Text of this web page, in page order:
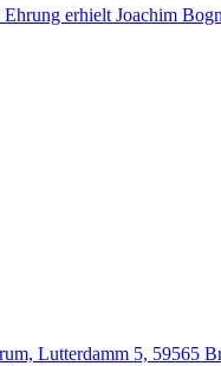
erhielt Joachim
Lutterdamm 5, 59565